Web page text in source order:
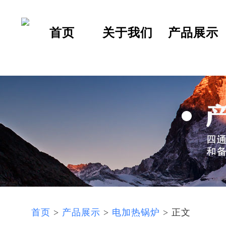
首页 关于我们 产品展示
首页 > 产品展示 > 电加热锅炉 > 正文